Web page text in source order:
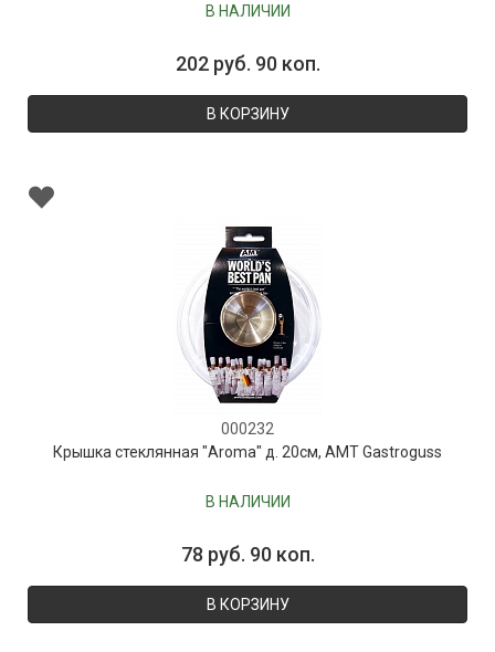
В НАЛИЧИИ
202 руб. 90 коп.
В КОРЗИНУ
000232
Крышка стеклянная "Aroma" д. 20см, AMT Gastroguss
В НАЛИЧИИ
78 руб. 90 коп.
В КОРЗИНУ